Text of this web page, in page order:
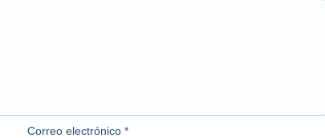
Correo electrónico *